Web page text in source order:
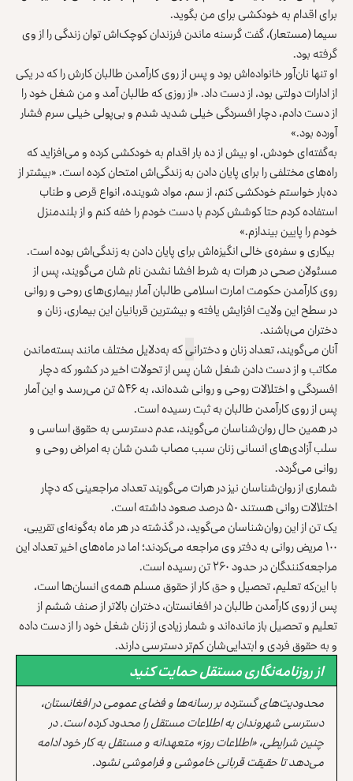
برای اقدام به خودکشی برای من بگوید.
سیما (مستعار)، ‌گفت گرسنه ماندن فرزندان کوچک‌اش توان زندگی را از وی
گرفته بود.
او تنها نان‌آور خانواده‌اش بود و پس از روی کارآمدن طالبان کارش را که در یکی
از ادارات دولتی بود، از دست داد. «از روزی که طالبان آمد و من شغل خود را
از دست دادم، دچار افسردگی خیلی شدید شدم و بی‌پولی خیلی سرم فشار
آورده بود.»
به‌گفته‌ای خودش، او بیش از ده بار اقدام به خودکشی کرده و می‌افزاید که
راه‌های مختلفی را برای پایان دادن به زندگی‌اش امتحان کرده است. «بیشتر از
ده‌بار خواستم خودکشی کنم، از سم، مواد شوینده، انواع قرص و طناب
استفاده کردم حتا کوشش کردم با دست خودم را خفه کنم و از بلندمنزل
خودم را پایین بیندازم.»
بیکاری و سفره‌ی خالی انگیزه‌اش برای پایان دادن به زندگی‌اش بوده است.
مسئولان صحی در هرات به شرط افشا نشدن نام شان می‌گویند، پس از
روی کارآمدن حکومت امارت اسلامی طالبان آمار بیماری‌های روحی و روانی
در سطح این ولایت افزایش یافته و بیشترین قربانیان این بیماری، زنان و
دختران می‌باشند.
آنان می‌گویند، تعداد زنان و دخترانیکه به‌دلایل مختلف مانند بسته‌ماندن
مکاتب و از دست دادن شغل شان پس از تحولات اخیر در کشور که دچار
افسردگی و اختلالات روحی و روانی شده‌اند، به ۵۴۶ تن می‌رسد و این آمار
پس از روی کارآمدن طالبان به ثبت رسیده است.
در همین‌ حال روان‌شناسان می‌گویند، عدم دسترسی به حقوق اساسی و
سلب آزادی‌های انسانی زنان سبب مصاب شدن شان به امراض روحی و
روانی می‌گردد.
شماری از روان‌شناسان نیز در هرات می‌گویند تعداد مراجعینی که دچار
اختلالات روانی هستند ۵۰‌ درصد صعود داشته است.
یک تن از این روان‌شناسان می‌گوید، در گذشته در هر ماه به‌گونه‌ای تقریبی،
۱۰۰ مریض روانی به دفتر وی مراجعه می‌کردند؛ اما در ماه‌های اخیر تعداد این
مراجعه‌کنندگان در حدود ۲۶۰ تن رسیده است.
با این‌که تعلیم، تحصیل و حق کار از حقوق مسلم همه‏‌ی انسان‌ها است،
پس از روی کارآمدن طالبان در افغانستان، دختران بالاتر از صنف ششم از
تعلیم و تحصیل باز مانده‌اند و شمار زیادی از زنان شغل خود را از دست داده
و به حقوق فردی و ابتدایی‌شان کم‌تر دسترسی دارند.
از روزنامه‌نگاری مستقل حمایت کنید
محدودیت‌های گسترده بر رسانه‌ها و فضای عمومی در افغانستان،
دسترسی شهروندان به اطلاعات مستقل را محدود کرده است. در
چنین شرایطی، «اطلاعات روز» متعهدانه و مستقل به کار خود ادامه
می‌دهد تا حقیقت قربانی خاموشی و فراموشی نشود.